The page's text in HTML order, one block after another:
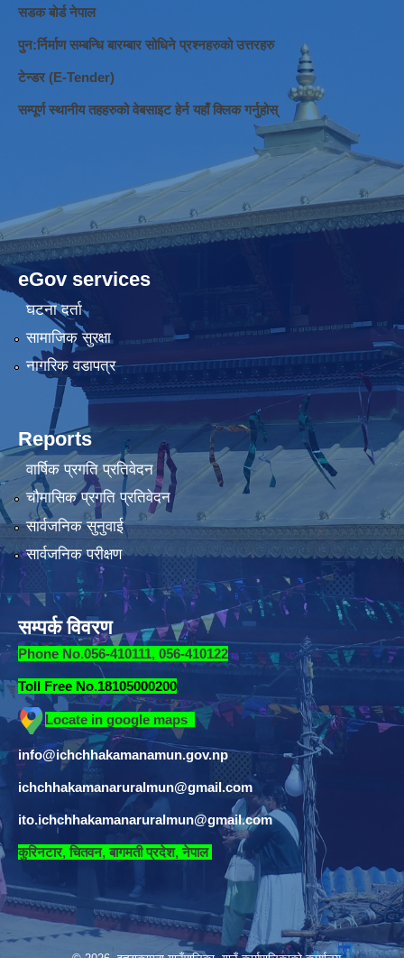
सडक बोर्ड नेपाल
पुन:र्निर्माण सम्बन्धि बारम्बार सोधिने प्रश्नहरुको उत्तरहरु
टेन्डर (E-Tender)
सम्पूर्ण स्थानीय तहहरुको वेबसाइट हेर्न यहाँ क्लिक गर्नुहोस्
eGov services
घटना दर्ता
सामाजिक सुरक्षा
नागरिक वडापत्र
Reports
वार्षिक प्रगति प्रतिवेदन
चौमासिक प्रगति प्रतिवेदन
सार्वजनिक सुनुवाई
सार्वजनिक परीक्षण
सम्पर्क विवरण
Phone No.056-410111, 056-410122
Toll Free No.18105000200
Locate in google maps
info@ichchhakamanamun.gov.np
ichchhakamanaruralmun@gmail.com
ito.ichchhakamanaruralmun@gmail.com​
कुरिनटार, चितवन, बागमती प्रदेश, नेपाल